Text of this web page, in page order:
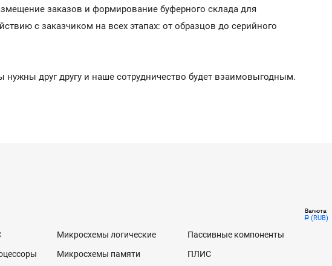
Валюта:
Р (RUB)
заказов и формирование буферного склада для
с заказчиком на всех этапах: от образцов до серийного
друг другу и наше сотрудничество будет взаимовыгодным.
Микросхемы логические
Микросхемы памяти
Пассивные компоненты
ПЛИС